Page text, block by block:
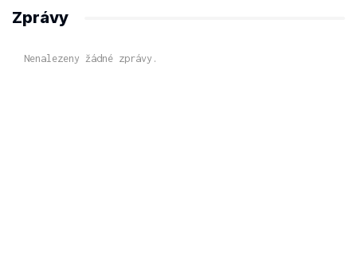
Zprávy
Nenalezeny žádné zprávy.